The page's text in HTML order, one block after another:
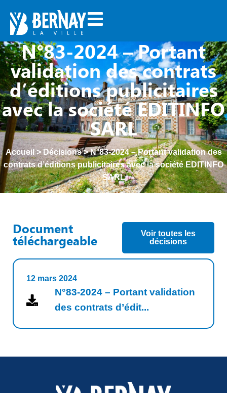
N°83-2024 – Portant
validation des contrats
d’éditions publicitaires
avec la société EDITINFO
SARL
Accueil>Décisions>N°83-2024 – Portant validation des
contrats d’éditions publicitaires avec la société EDITINFO
SARL
Document
téléchargeable
Voir toutes les
décisions
12 mars 2024
N°83-2024 – Portant validation
des contrats d’édit...